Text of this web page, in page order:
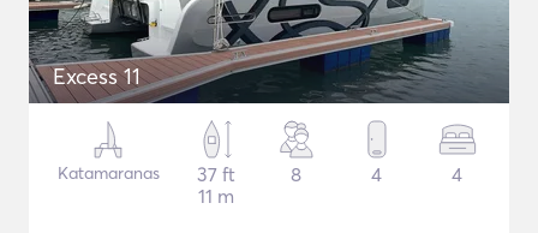
Excess 11
Katamaranas
37 ft
11 m
8 4 4